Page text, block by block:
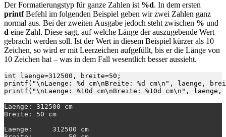
Der Formatierungstyp für ganze Zahlen ist %d. In dem ersten
printfBefehl im folgenden Beispiel geben wir zwei Zahlen ganz
normal aus. Bei der zweiten Ausgabe jedoch steht zwischen % und
d eine Zahl. Diese sagt, auf welche Länge der auszugebende Wert
gebracht werden soll. Ist der Wert in diesem Beispiel kürzer als 10
Zeichen, so wird er mit Leerzeichen aufgefüllt, bis er die Länge von
10 Zeichen hat – was in dem Fall wesentlich besser aussieht.
int laenge=312500, breite=50;
printf("\nLaenge: %d cm\nBreite: %d cm\n", laenge,
Laenge: 312500 cm
Breite: 50 cm
Laenge:     312500 cm